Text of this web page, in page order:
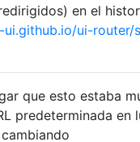
en el
ui.github.io/ui-router/
que esto estaba
predeterminada en